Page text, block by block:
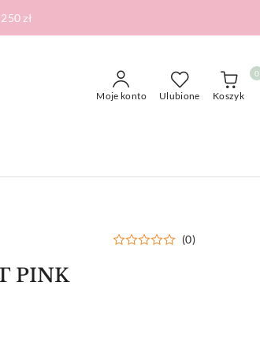
zł
Moje konto Ulubione Koszyk
0
(0)
PINK